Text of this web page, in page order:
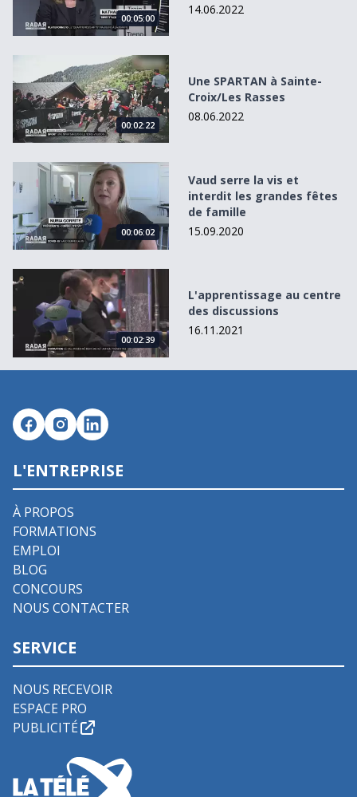
00:05:00
14.06.2022
Une SPARTAN à Sainte-Croix/Les Rasses
00:02:22
Une SPARTAN à Sainte-
Croix/Les Rasses
08.06.2022
Vaud serre la vis et interdit les grandes fêtes de famille
00:06:02
Vaud serre la vis et
interdit les grandes fêtes
de famille
15.09.2020
L&#039;apprentissage au centre des discussions
00:02:39
L'apprentissage au centre
des discussions
16.11.2021
L'ENTREPRISE
À PROPOS
FORMATIONS
EMPLOI
BLOG
CONCOURS
NOUS CONTACTER
SERVICE
NOUS RECEVOIR
ESPACE PRO
PUBLICITÉ